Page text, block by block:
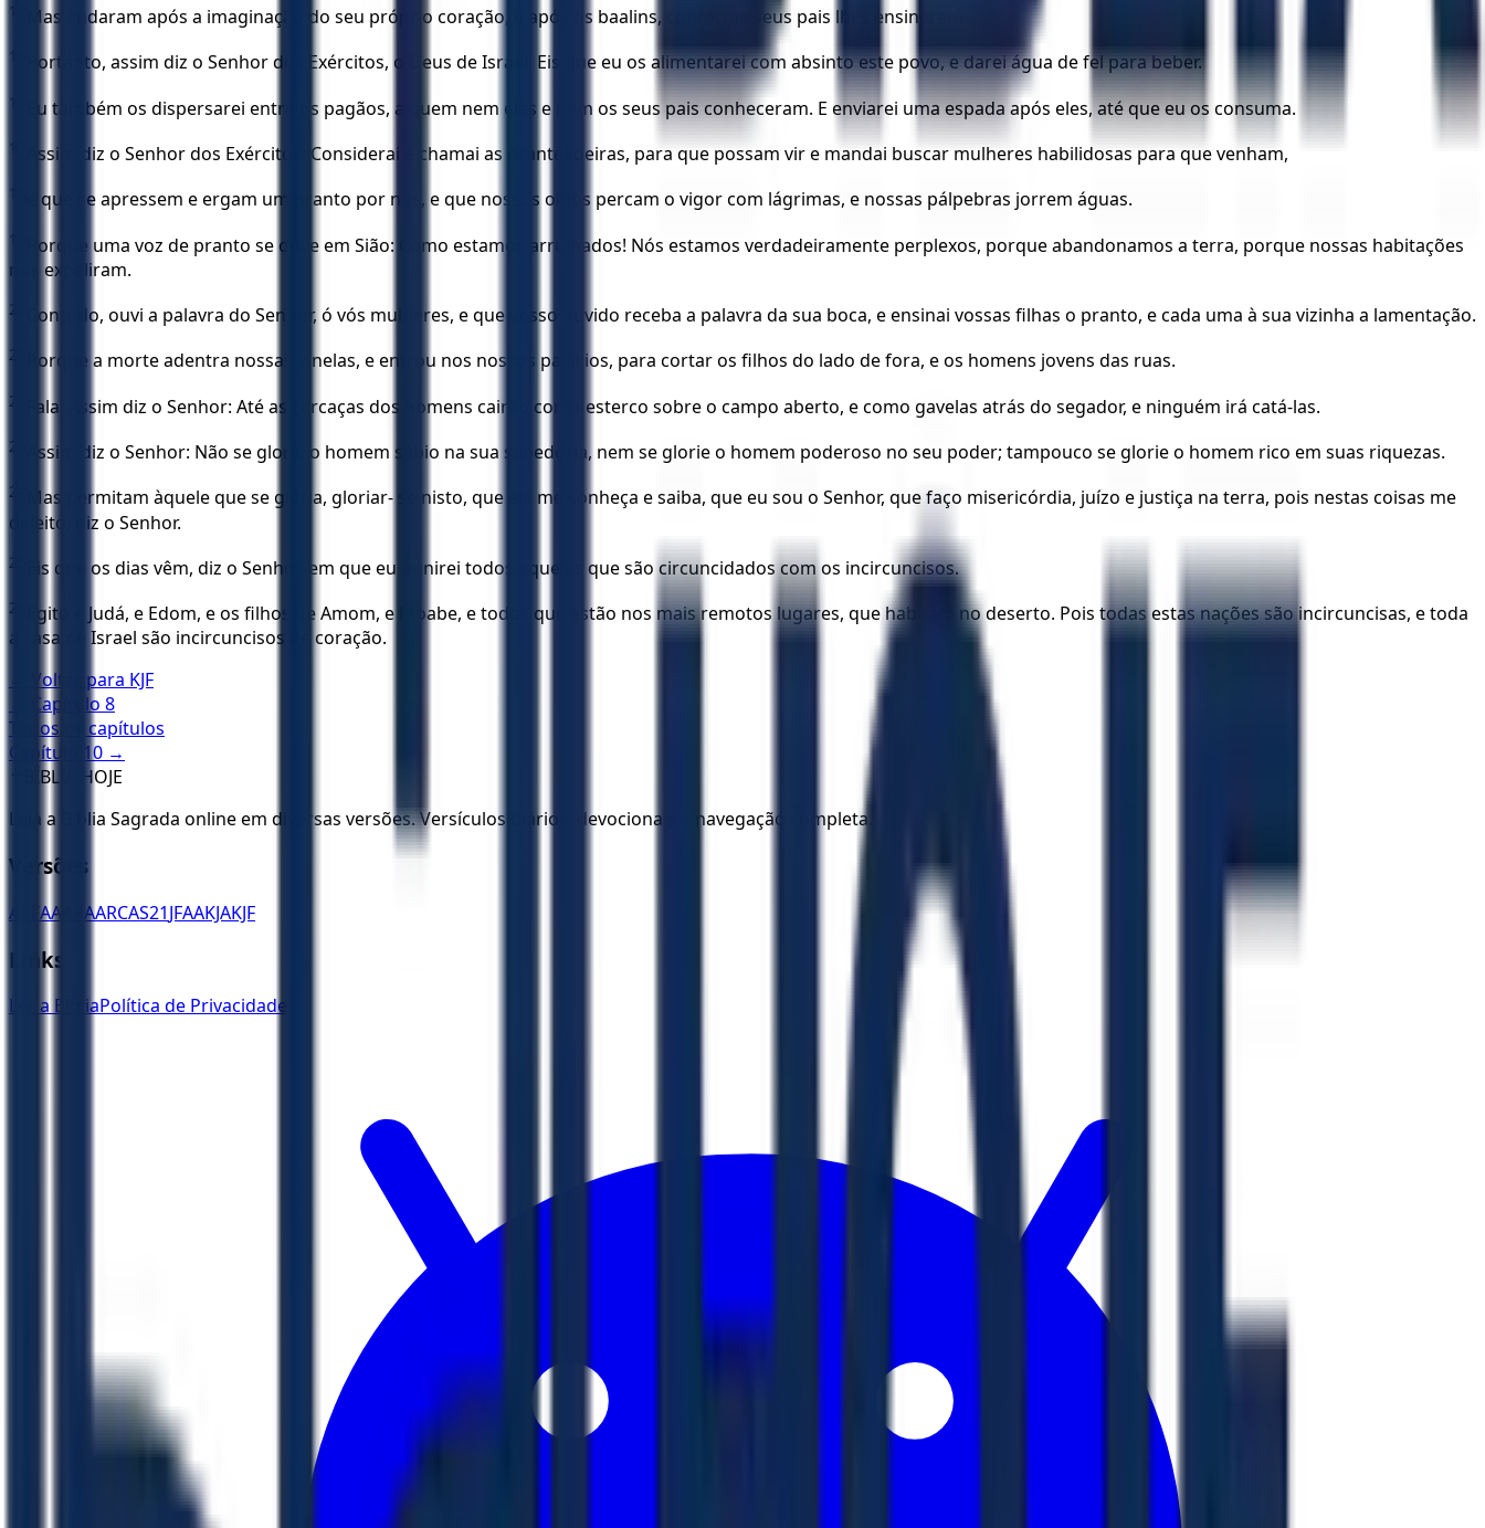
14 Mas andaram após a imaginação do seu próprio coração, e após os baalins, conforme seus pais lhes ensinaram.
15 Portanto, assim diz o Senhor dos Exércitos, o Deus de Israel: Eis que eu os alimentarei com absinto este povo, e darei água de fel para beber.
16 Eu também os dispersarei entre os pagãos, a quem nem eles e nem os seus pais conheceram. E enviarei uma espada após eles, até que eu os consuma.
17 Assim diz o Senhor dos Exércitos: Considerai e chamai as pranteadeiras, para que possam vir e mandai buscar mulheres habilidosas para que venham,
18 e que se apressem e ergam um pranto por nós, e que nossos olhos percam o vigor com lágrimas, e nossas pálpebras jorrem águas.
19
Porque uma voz de pranto se ouve em Sião: Como estamos arruinados! Nós estamos verdadeiramente perplexos, porque abandonamos a terra, porque nossas habitações
nos expeliram.
20 Contudo, ouvi a palavra do Senhor, ó vós mulheres, e que vosso ouvido receba a palavra da sua boca, e ensinai vossas filhas o pranto, e cada uma à sua vizinha a lamentação.
21 Porque a morte adentra nossas janelas, e entrou nos nossos palácios, para cortar os filhos do lado de fora, e os homens jovens das ruas.
22 Fala: Assim diz o Senhor: Até as carcaças dos homens cairão como esterco sobre o campo aberto, e como gavelas atrás do segador, e ninguém irá catá-las.
23 Assim diz o Senhor: Não se glorie o homem sábio na sua sabedoria, nem se glorie o homem poderoso no seu poder; tampouco se glorie o homem rico em suas riquezas.
24
Mas permitam àquele que se gloria, gloriar- se nisto, que ele me conheça e saiba, que eu sou o Senhor, que faço misericórdia, juízo e justiça na terra, pois nestas coisas me
deleito, diz o Senhor.
25 Eis que os dias vêm, diz o Senhor, em que eu punirei todos aqueles que são circuncidados com os incircuncisos.
26
Egito e Judá, e Edom, e os filhos de Amom, e Moabe, e todos que estão nos mais remotos lugares, que habitam no deserto. Pois todas estas nações são incircuncisas, e toda
a casa de Israel são incircuncisos de coração.
← Voltar para KJF
← Capítulo 8
Todos os capítulos
Capítulo
10 →
BÍBLIA HOJE
Leia a Bíblia Sagrada online em diversas versões. Versículos diários, devocionais e navegação completa.
Versões
ACFAA ARAARCAS21JFAAKJAKJF
Links
Ler a BíbliaPolítica de Privacidade